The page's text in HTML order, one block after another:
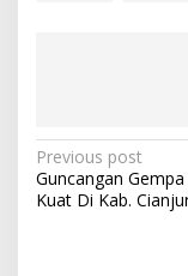
P
o
Previous post
Guncangan
Kuat Di Kab.